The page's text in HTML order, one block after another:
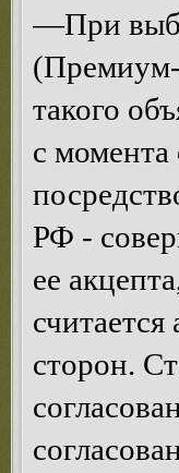
—При
(Премиум-
такого
с момента
РФ -
ее
сторон.